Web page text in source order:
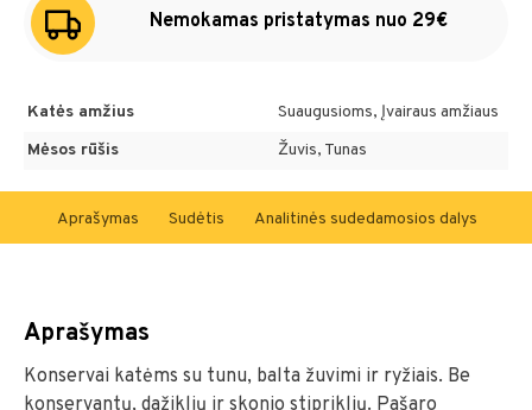
Nemokamas pristatymas nuo 29€
Katės amžius
Suaugusioms, Įvairaus amžiaus
Mėsos rūšis
Žuvis, Tunas
Aprašymas Sudėtis Analitinės sudedamosios dalys
Aprašymas
Konservai katėms su tunu, balta žuvimi ir ryžiais. Be
konservantų, dažiklių ir skonio stipriklių. Pašaro